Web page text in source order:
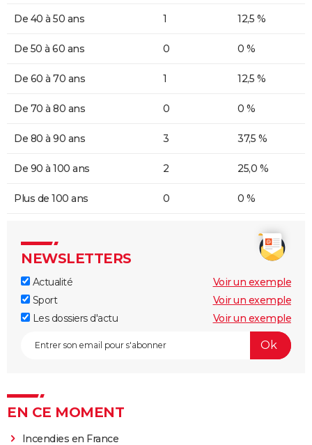
De 40 à 50 ans 1 12,5 %
De 50 à 60 ans 0 0 %
De 60 à 70 ans 1 12,5 %
De 70 à 80 ans 0 0 %
De 80 à 90 ans 3 37,5 %
De 90 à 100 ans 2 25,0 %
Plus de 100 ans 0 0 %
NEWSLETTERS
Actualité
Voir un exemple
Sport
Voir un exemple
Les dossiers d'actu
Voir un exemple
EN CE MOMENT
Incendies en France